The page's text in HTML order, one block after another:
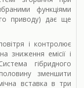
функціями
приводу) дає ще
і контролює
зниження емісії і
гібридного
зменшити
вставка в три